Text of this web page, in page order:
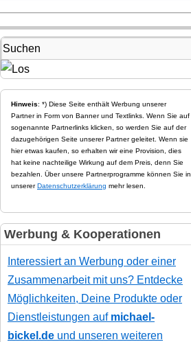
Hinweis: *) Diese Seite enthält Werbung unserer
Partner in Form von Banner und Textlinks. Wenn Sie auf
sogenannte Partnerlinks klicken, so werden Sie auf der
dazugehörigen Seite unserer Partner geleitet. Wenn sie
hier etwas kaufen, so erhalten wir eine Provision, dies
hat keine nachteilige Wirkung auf dem Preis, denn Sie
bezahlen. Über unsere Partnerprogramme können Sie in
unsererDatenschutzerklärung mehr lesen.
Werbung & Kooperationen
Interessiert an Werbung oder einer
Zusammenarbeit mit uns? Entdecke
Möglichkeiten, Deine Produkte oder
Dienstleistungen auf michael-
bickel.de und unseren weiteren